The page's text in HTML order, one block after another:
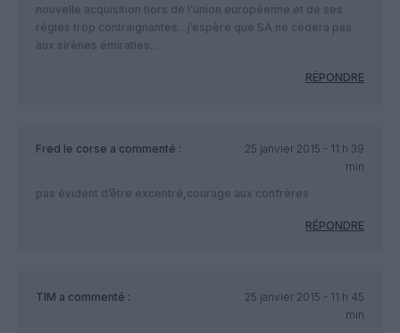
nouvelle acquisition hors de l’union européenne et de ses
règles trop contraignantes…j’espère que SA ne cédera pas
aux sirènes émiraties…
RÉPONDRE
Fred le corse a commenté :
25 janvier 2015 - 11 h 39
min
pas évident d’être excentré,courage aux confrères
RÉPONDRE
TIM a commenté :
25 janvier 2015 - 11 h 45
min